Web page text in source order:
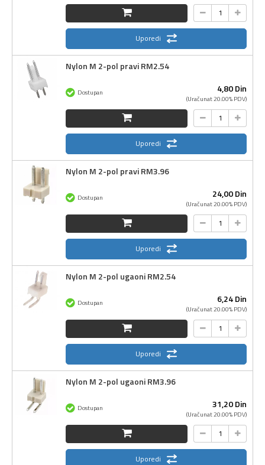
Uporedi
Nylon M 2-pol pravi RM2.54
4,80Din
(Uračunat 20.00% PDV)
Dostupan
Uporedi
Nylon M 2-pol pravi RM3.96
24,00Din
(Uračunat 20.00% PDV)
Dostupan
Uporedi
Nylon M 2-pol ugaoni RM2.54
6,24Din
(Uračunat 20.00% PDV)
Dostupan
Uporedi
Nylon M 2-pol ugaoni RM3.96
31,20Din
(Uračunat 20.00% PDV)
Dostupan
Uporedi